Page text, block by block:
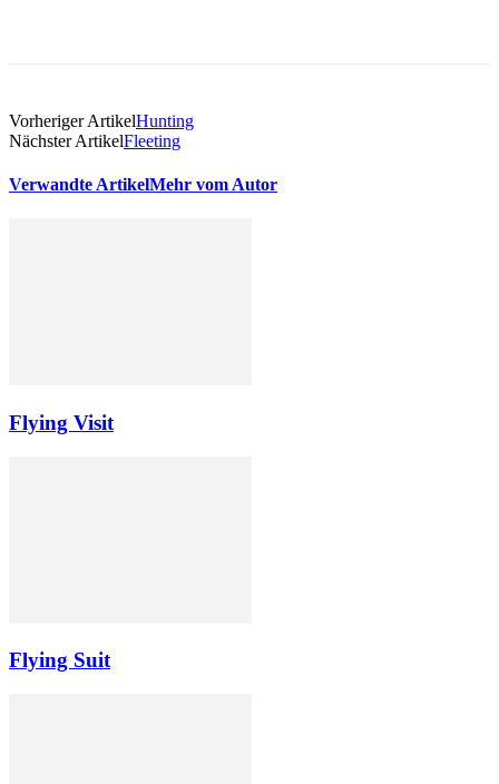
Vorheriger ArtikelHunting
Nächster ArtikelFleeting
Verwandte ArtikelMehr vom Autor
Flying Visit
Flying Suit